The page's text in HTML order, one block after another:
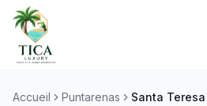
Accueil Puntarenas Santa Teresa